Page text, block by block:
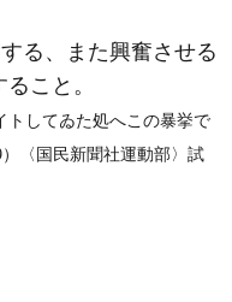
る、また興奮させる
こと。
トしてゐた処へこの暴挙で
〈国民新聞社運動部〉試